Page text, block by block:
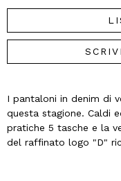
I pantaloni in denim di
questa stagione. Caldi
pratiche 5 tasche e la
del raffinato logo "D"